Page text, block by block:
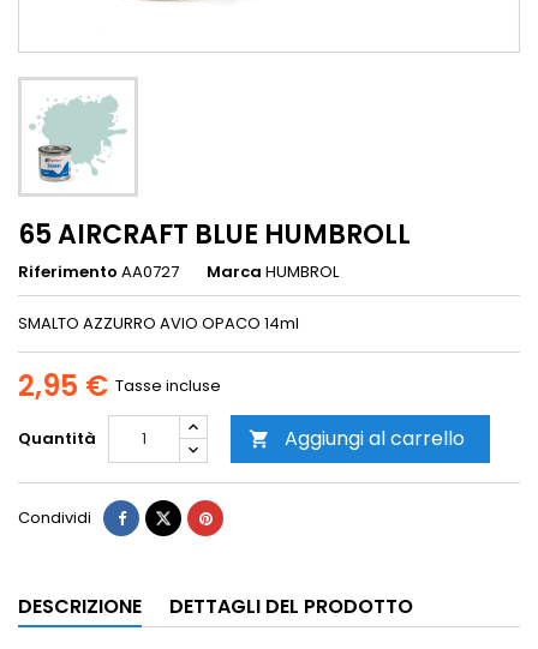
65 AIRCRAFT BLUE HUMBROLL
Riferimento AA0727 Marca HUMBROL
SMALTO AZZURRO AVIO OPACO 14ml
2,95 € Tasse incluse
Quantità  Aggiungi al carrello
Condividi
DESCRIZIONE DETTAGLI DEL PRODOTTO